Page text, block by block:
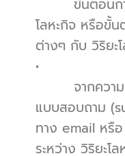
ขั้นตอนการ
โลหะกิจ หรือขั้
ต่างๆ กับ วิริยะ
•
จากความสมั
แบบสอบถาม
ทาง email หรื
ระหว่าง วิริยะโ